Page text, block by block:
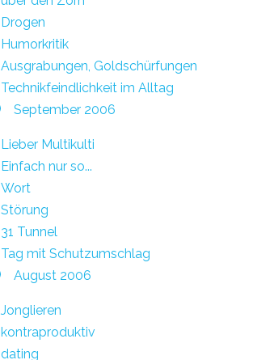
Drogen
Humorkritik
Ausgrabungen, Goldschürfungen
Technikfeindlichkeit im Alltag
September 2006
Lieber Multikulti
Einfach nur so...
Wort
Störung
31 Tunnel
Tag mit Schutzumschlag
August 2006
Jonglieren
kontraproduktiv
dating